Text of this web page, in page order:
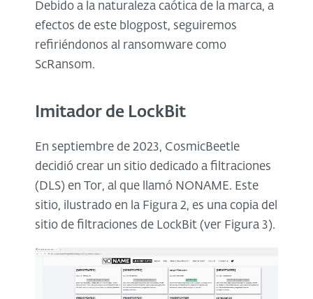
Debido a la naturaleza caótica de la marca, a
efectos de este blogpost, seguiremos
refiriéndonos al ransomware como
ScRansom.
Imitador de LockBit
En septiembre de 2023, CosmicBeetle
decidió crear un sitio dedicado a filtraciones
(DLS) en Tor, al que llamó NONAME. Este
sitio, ilustrado en la Figura 2, es una copia del
sitio de filtraciones de LockBit (ver Figura 3).